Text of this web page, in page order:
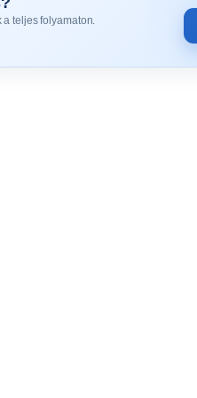
teljes folyamaton.